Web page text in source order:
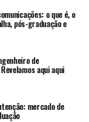
o que é, o
pós-graduação e
de
aqui aqui
mercado de